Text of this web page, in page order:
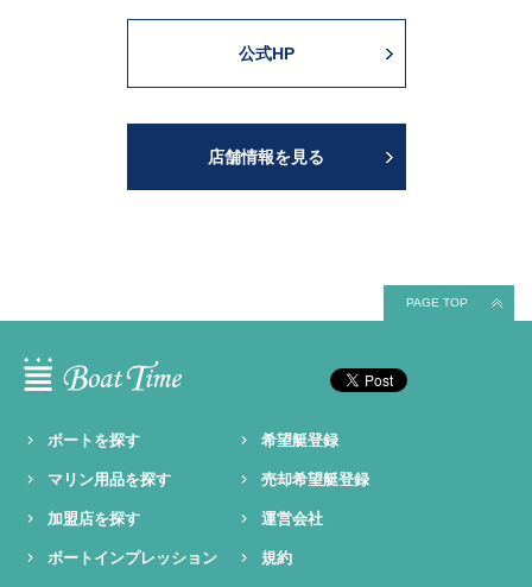
公式HP
店舗情報を見る
PAGE TOP
ボートを探す
マリン用品を探す
加盟店を探す
ボートインプレッション
希望艇登録
売却希望艇登録
運営会社
規約